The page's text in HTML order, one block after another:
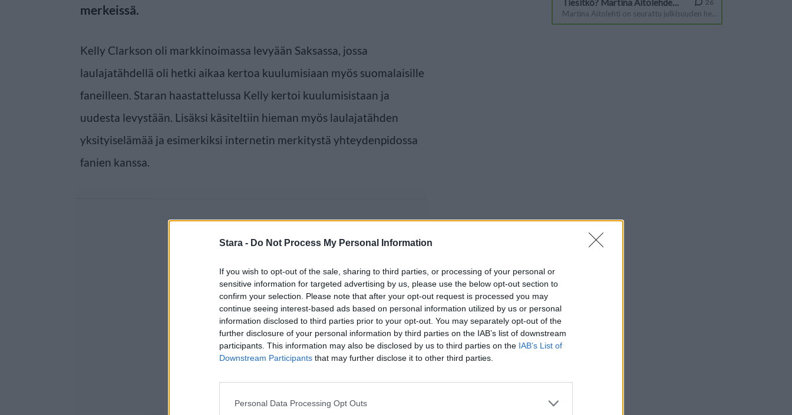
Stara - Do Not Process My Personal Information
If you wish to opt-out of the sale, sharing to third parties, or processing of your personal or
sensitive information for targeted advertising by us, please use the below opt-out section to
confirm your selection. Please note that after your opt-out request is processed you may
continue seeing interest-based ads based on personal information utilized by us or personal
information disclosed to third parties prior to your opt-out. You may separately opt-out of the
further disclosure of your personal information by third parties on the IAB’s list of downstream
participants. This information may also be disclosed by us to third parties on the IAB’s List of
Downstream Participants that may further disclose it to other third parties.
Personal Data Processing Opt Outs
merkeissä.
Kelly Clarkson oli markkinoimassa levyään Saksassa, jossa
laulajatähdellä oli hetki aikaa kertoa kuulumisiaan myös suomalaisille
faneilleen. Staran haastattelussa Kelly kertoi kuulumisistaan ja
uudesta levystään. Lisäksi käsiteltiin hieman myös laulajatähden
yksityiselämää ja esimerkiksi internetin merkitystä yhteydenpidossa
fanien kanssa.